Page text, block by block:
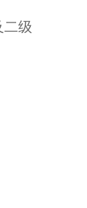
二级